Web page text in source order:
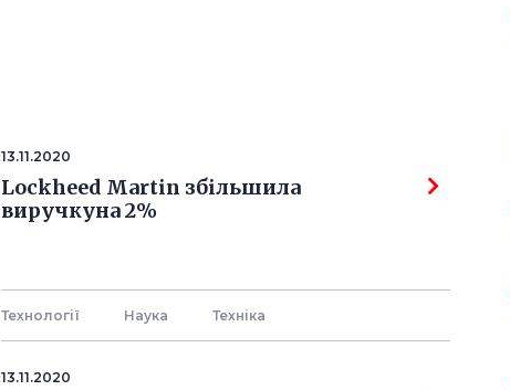
13.11.2020
Lockheed Martin збільшила
виручкуна 2%
Технології Наука Технiка
13.11.2020